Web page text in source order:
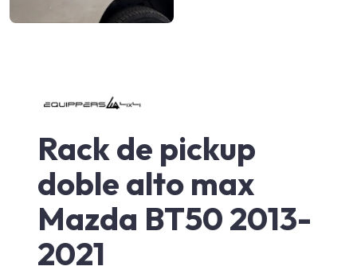
Rack de pickup
doble alto max
Mazda BT50 2013-
2021